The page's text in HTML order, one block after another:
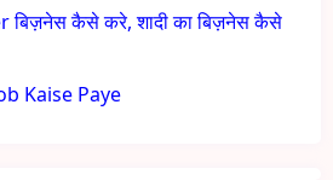
कैसे करे, शादी का बिज़नेस कैसे
Kaise Paye